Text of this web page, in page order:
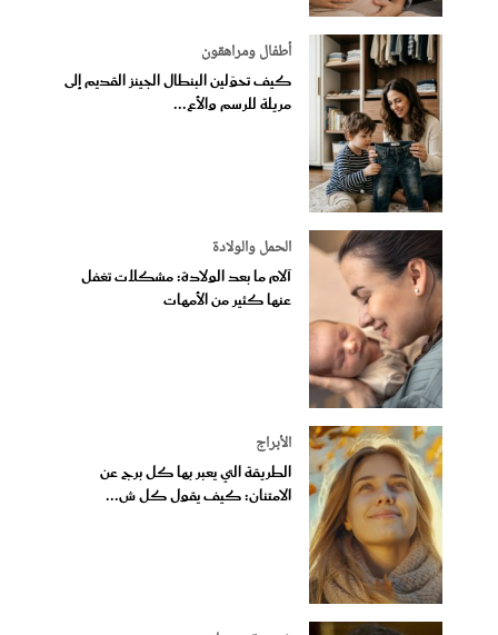
أطفال ومراهقون
كيف تحوّلين البنطال الجينز القديم إلى
مريلة للرسم والأع...
الحمل والولادة
آلام ما بعد الولادة: مشكلات تغفل
عنها كثير من الأمهات
الأبراج
الطريقة التي يعبر بها كل برج عن
الامتنان: كيف يقول كل ش...